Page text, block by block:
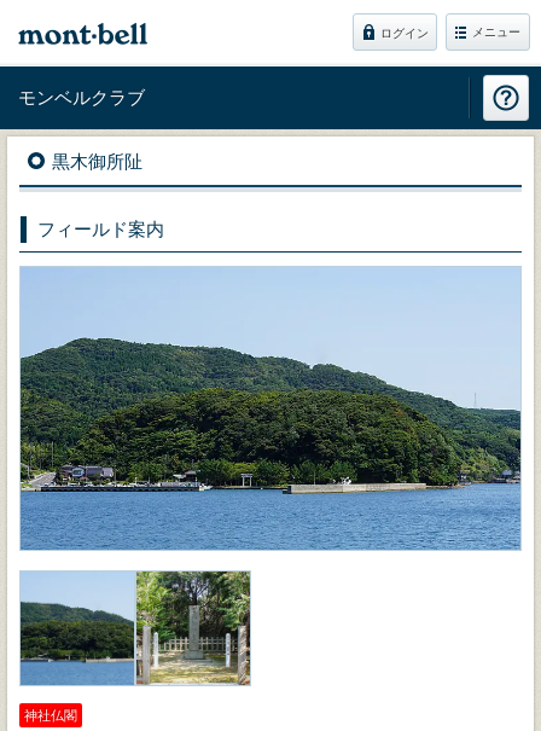
ログイン メニュー
モンベルクラブ
黒木御所阯
フィールド案内
神社仏閣